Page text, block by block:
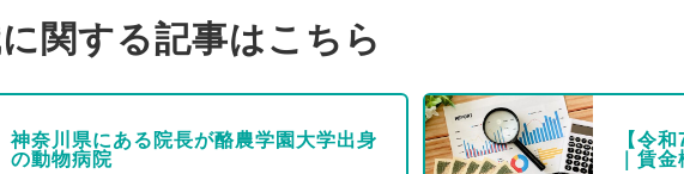
関する記事はこちら
神奈川県にある院長が酪農学園大学出身
の動物病院
【令
｜賃